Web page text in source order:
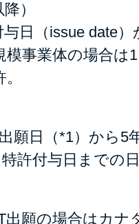
）
日（issue date
模事業体の場合は
願日（*1）から5
許付与日までの
願の場合はカナ